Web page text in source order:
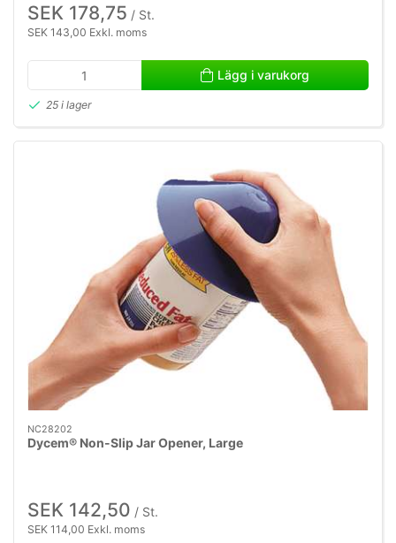
SEK 178,75 / St.
SEK 143,00 Exkl. moms
Lägg i varukorg
25 i lager
NC28202
Dycem® Non-Slip Jar Opener, Large
SEK 142,50 / St.
SEK 114,00 Exkl. moms